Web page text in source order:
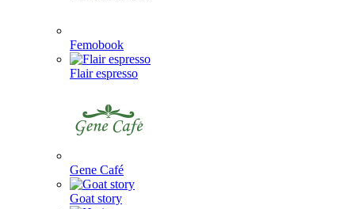
Femobook
Flair espresso
Gene Café
Goat story